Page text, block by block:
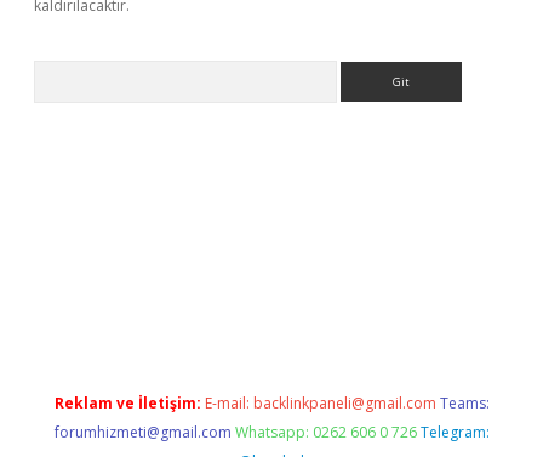
kaldırılacaktır.
Reklam ve İletişim: E-mail: backlinkpaneli@gmail.com Teams:
forumhizmeti@gmail.com Whatsapp: 0262 606 0 726 Telegram: